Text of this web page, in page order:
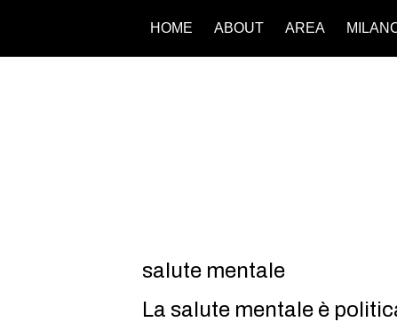
HOME ABOUT AREA
salute mentale
La salute mentale è